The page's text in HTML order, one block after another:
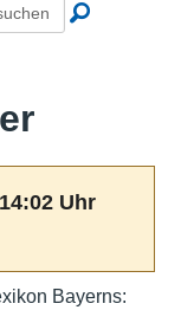
Uhr
Bayerns: